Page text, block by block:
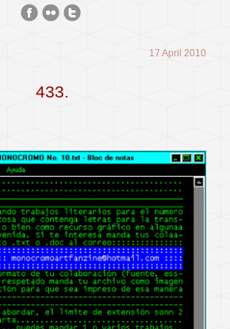
17 April 2010
433.